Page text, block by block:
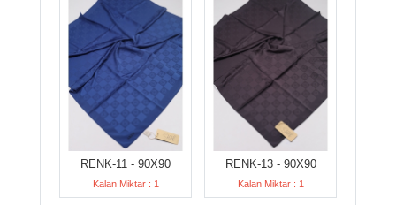
RENK-11 - 90X90
Kalan Miktar : 1
RENK-13 - 90X90
Kalan Miktar : 1